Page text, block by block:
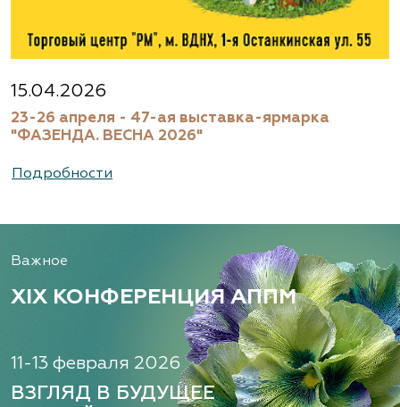
15.04.2026
23-26 апреля - 47-ая выставка-ярмарка
"ФАЗЕНДА. ВЕСНА 2026"
Подробности
Важное
XIX КОНФЕРЕНЦИЯ АППМ
11-13 февраля 2026
ВЗГЛЯД В БУДУЩЕЕ